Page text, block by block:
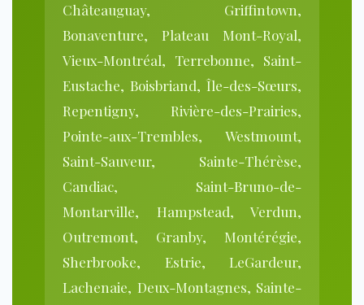
Châteauguay, Griffintown,
Bonaventure, Plateau Mont-Royal,
Vieux-Montréal, Terrebonne, Saint-
Eustache, Boisbriand, Île-des-Sœurs,
Repentigny, Rivière-des-Prairies,
Pointe-aux-Trembles, Westmount,
Saint-Sauveur, Sainte-Thérèse,
Candiac, Saint-Bruno-de-
Montarville, Hampstead, Verdun,
Outremont, Granby, Montérégie,
Sherbrooke, Estrie, LeGardeur,
Lachenaie, Deux-Montagnes, Sainte-